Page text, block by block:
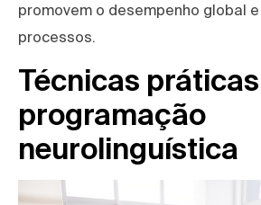
promovem o desempenho global
processos.
Técnicas
programação
neurolinguística